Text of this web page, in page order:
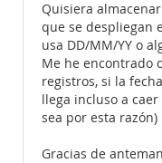
Quisiera
que se despliegan
usa DD/MM/YY o
Me he encontrado
registros, si la
llega incluso a
sea por esta razón)
Gracias de